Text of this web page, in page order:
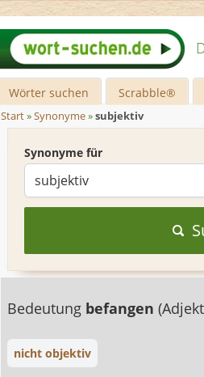
Wörter suchen Scrabble®
Start»Synonyme»subjektiv
Synonyme für
Bedeutung befangen
nicht objektiv